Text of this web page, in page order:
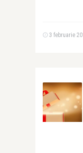
3 februarie